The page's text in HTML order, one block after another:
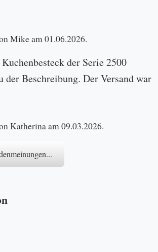
Mike am 01.06.2026.
der Serie 2500
der Beschreibung. Der Versand war
Katherina am 09.03.2026.